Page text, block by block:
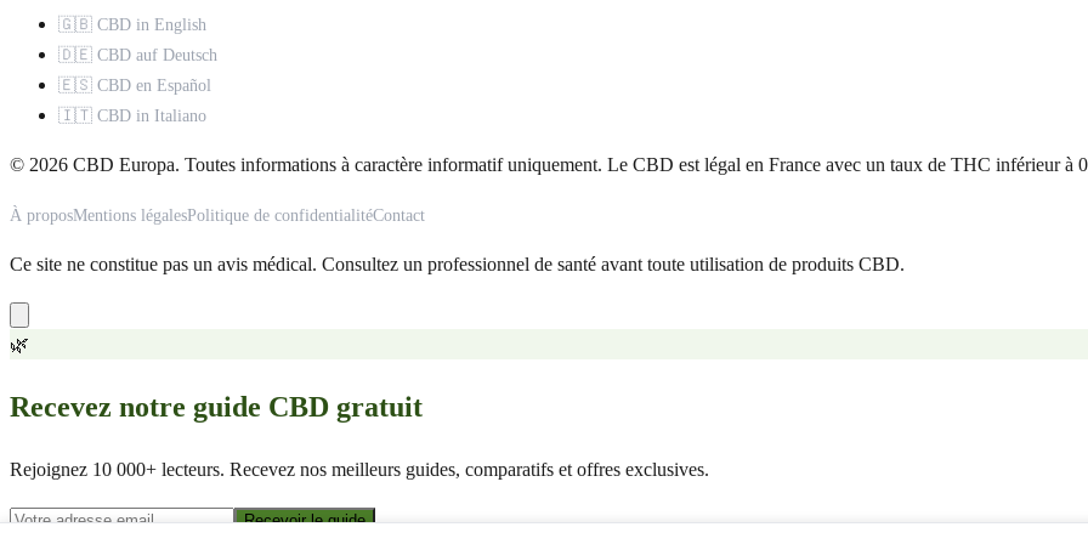
🇬🇧 CBD in English
🇩🇪 CBD auf Deutsch
🇪🇸 CBD en Español
🇮🇹 CBD in Italiano
© 2026 CBD Europa. Toutes informations à caractère informatif uniquement. Le CBD est légal en France avec un taux de THC inférieur à
À proposMentions légalesPolitique de confidentialitéContact
Ce site ne constitue pas un avis médical. Consultez un professionnel de santé avant toute utilisation de produits CBD.
🌿
Recevez notre guide CBD gratuit
Rejoignez 10 000+ lecteurs. Recevez nos meilleurs guides, comparatifs et offres exclusives.
Recevoir le guide